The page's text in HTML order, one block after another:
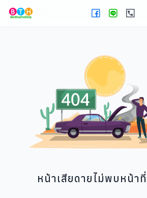
หน้าเสียดายไม่พบหน้า